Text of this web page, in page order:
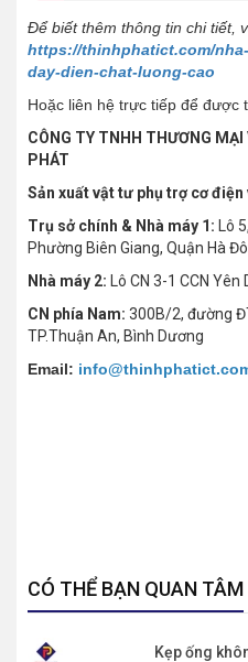
Để biết thêm thông tin chi tiết,
https://thinhphatict.com/
day-dien-chat-luong-cao
Hoặc liên hệ trực tiếp để được
CÔNG TY TNHH THƯƠNG MẠI
PHÁT
Sản xuất vật tư phụ trợ cơ
Trụ sở chính & Nhà máy 1:
Lô
Phường Biên Giang, Quận Hà
Nhà máy 2:
Lô CN 3-1 CCN
CN phía Nam: 300B/2, đường
TP.Thuận An, Bình Dương
Email:
CÓ THỂ BẠN QUAN TÂM
Kẹp ống